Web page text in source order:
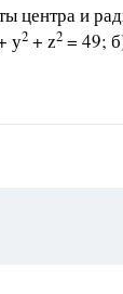
центра и
у2 + z2 = 49;